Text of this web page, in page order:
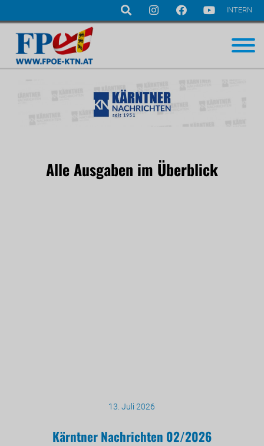
Navigation
INTERN
Alle Ausgaben im Überblick
13. Juli 2026
Kärntner Nachrichten 02/2026